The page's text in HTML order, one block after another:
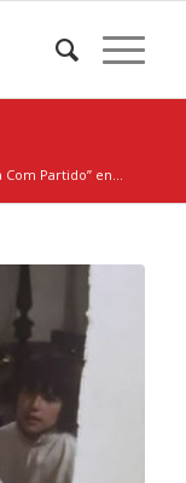
Partido” en...